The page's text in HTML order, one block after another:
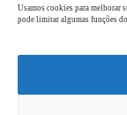
Usamos cookies para melhorar
pode limitar algumas funções